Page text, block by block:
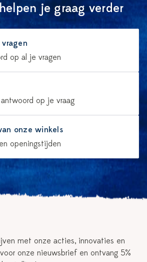
je graag verder
op al je vragen
op je vraag
onze winkels
openingstijden
met onze acties, innovaties en
onze nieuwsbrief en ontvang 5%